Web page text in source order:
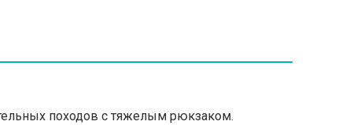
походов с тяжелым рюкзаком.